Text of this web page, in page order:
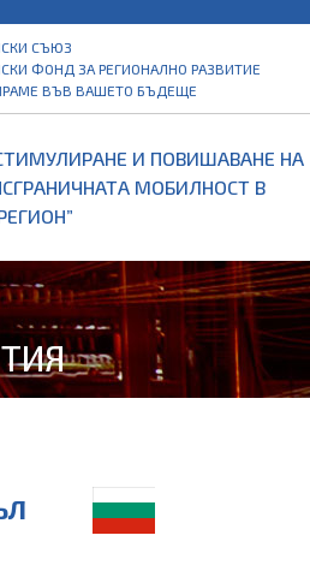
СЪЮЗ
ФОНД ЗА РЕГИОНАЛНО РАЗВИТИЕ
ВЪВ ВАШЕТО БЪДЕЩЕ
И ПОВИШАВАНЕ НА
МОБИЛНОСТ В